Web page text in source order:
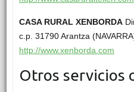
CASA RURAL XENBORDA
c.p. 31790 Arantza
http://www.xenborda.com
Otros servicios